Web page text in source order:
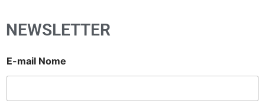
NEWSLETTER
E-mail Nome